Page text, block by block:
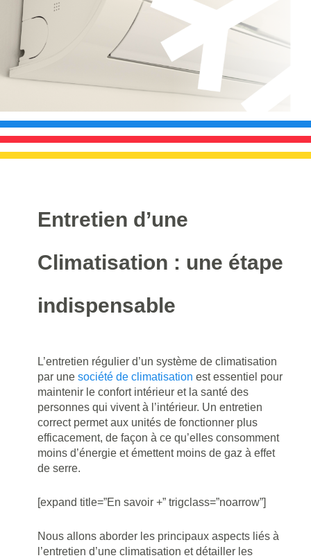
Entretien d’une
Climatisation : une étape
indispensable
L’entretien régulier d’un système de climatisation
par unesociété de climatisation est essentiel pour
maintenir le confort intérieur et la santé des
personnes qui vivent à l’intérieur. Un entretien
correct permet aux unités de fonctionner plus
efficacement, de façon à ce qu’elles consomment
moins d’énergie et émettent moins de gaz à effet
de serre.
[expand title=”En savoir +” trigclass=”noarrow”]
Nous allons aborder les principaux aspects liés à
l’entretien d’une climatisation et détailler les